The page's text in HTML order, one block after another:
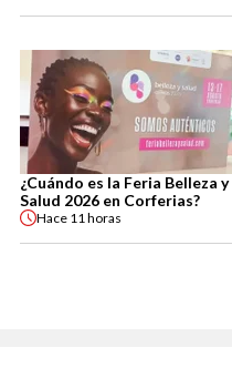
¿Cuándo es la Feria Belleza y
Salud 2026 en Corferias?
Hace 11 horas